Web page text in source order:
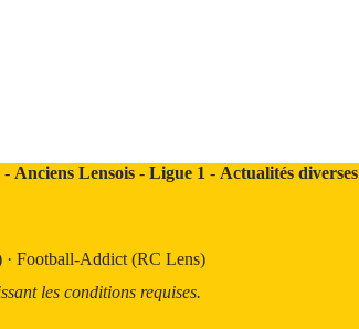
- Anciens Lensois- Ligue 1 - Actualités diverses
· Football-Addict (RC Lens)
les conditions requises.